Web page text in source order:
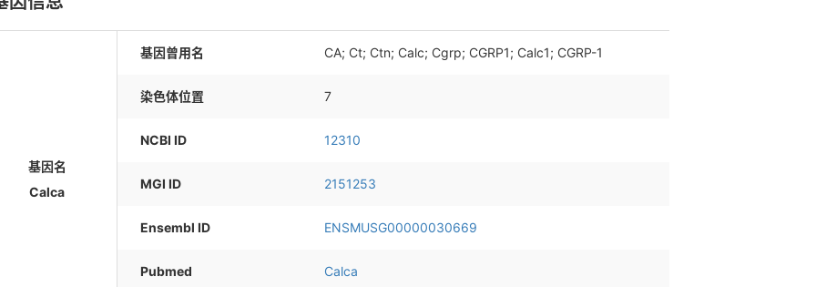
基因名
Calca
基因曾用名 CA; Ct; Ctn; Calc; Cgrp; CGRP1; Calc1; CGRP-1
染色体位置 7
NCBI ID 12310
MGI ID 2151253
Ensembl ID ENSMUSG00000030669
Pubmed Calca